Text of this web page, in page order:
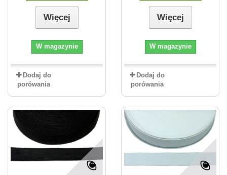
Więcej
W magazynie
Dodaj do
porówania
Więcej
W magazynie
Dodaj do
porówania